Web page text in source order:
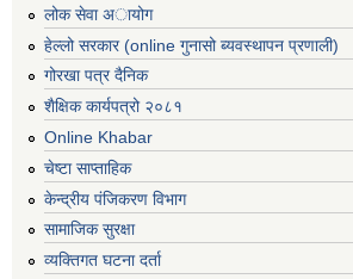
लोक सेवा अायोग
हेल्लो सरकार (online गुनासो ब्यवस्थापन प्रणाली)
गोरखा पत्र दैनिक
शैक्षिक कार्यपत्रो २०८१
Online Khabar
चेष्टा साप्ताहिक
केन्द्रीय पंजिकरण विभाग
सामाजिक सुरक्षा
व्यक्तिगत घटना दर्ता